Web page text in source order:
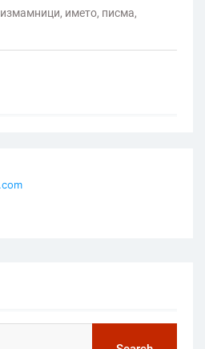
измамници, името, писма,